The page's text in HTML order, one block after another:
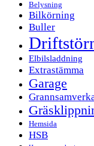
Belysning
Bilkörning
Buller
Elbilsladdning
Extrastämma
Garage
Hemsida
HSB